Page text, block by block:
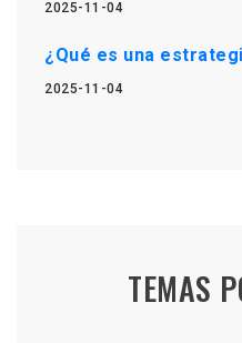
2025-11-04
¿Qué es una
2025-11-04
TEMAS